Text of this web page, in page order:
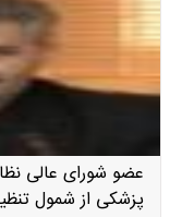
عضو شورای عالی
پزشکی از شمول